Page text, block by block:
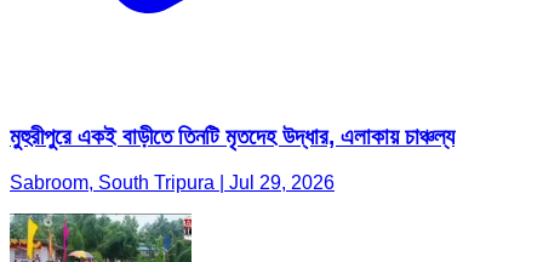
মুহুরীপুরে একই বাড়ীতে তিনটি মৃতদেহ উদ্ধার, এলাকায় চাঞ্চল্য
Sabroom, South Tripura | Jul 29, 2026